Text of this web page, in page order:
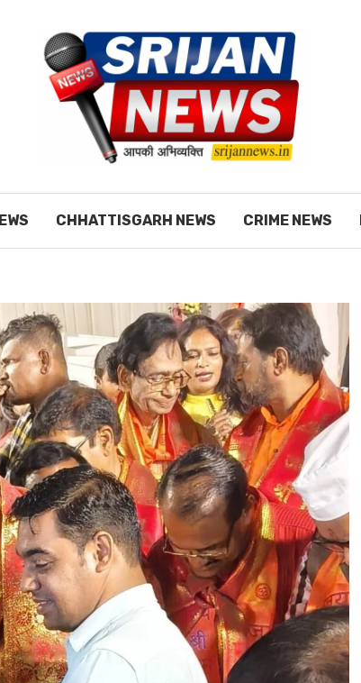
CHHATTISGARH NEWS CRIME NEWS